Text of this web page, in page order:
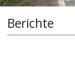
Berichte